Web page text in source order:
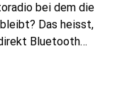
Das heisst,
Bluetooth
Werksradio damals).